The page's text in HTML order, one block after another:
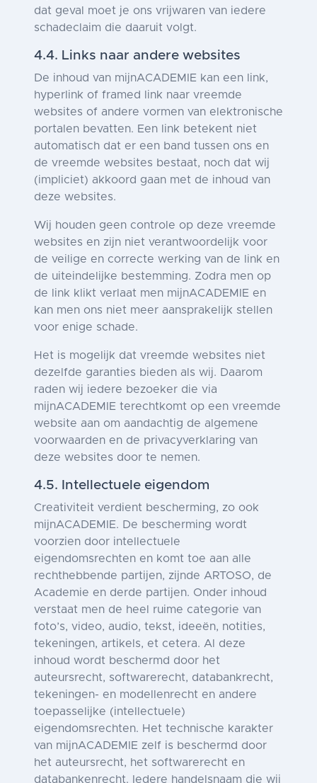
dat geval moet je ons vrijwaren van iedere
schadeclaim die daaruit volgt.
4.4. Links naar andere websites
De inhoud van mijnACADEMIE kan een link,
hyperlink of framed link naar vreemde
websites of andere vormen van elektronische
portalen bevatten. Een link betekent niet
automatisch dat er een band tussen ons en
de vreemde websites bestaat, noch dat wij
(impliciet) akkoord gaan met de inhoud van
deze websites.
Wij houden geen controle op deze vreemde
websites en zijn niet verantwoordelijk voor
de veilige en correcte werking van de link en
de uiteindelijke bestemming. Zodra men op
de link klikt verlaat men mijnACADEMIE en
kan men ons niet meer aansprakelijk stellen
voor enige schade.
Het is mogelijk dat vreemde websites niet
dezelfde garanties bieden als wij. Daarom
raden wij iedere bezoeker die via
mijnACADEMIE terechtkomt op een vreemde
website aan om aandachtig de algemene
voorwaarden en de privacyverklaring van
deze websites door te nemen.
4.5. Intellectuele eigendom
Creativiteit verdient bescherming, zo ook
mijnACADEMIE. De bescherming wordt
voorzien door intellectuele
eigendomsrechten en komt toe aan alle
rechthebbende partijen, zijnde ARTOSO, de
Academie en derde partijen. Onder inhoud
verstaat men de heel ruime categorie van
foto’s, video, audio, tekst, ideeën, notities,
tekeningen, artikels, et cetera. Al deze
inhoud wordt beschermd door het
auteursrecht, softwarerecht, databankrecht,
tekeningen- en modellenrecht en andere
toepasselijke (intellectuele)
eigendomsrechten. Het technische karakter
van mijnACADEMIE zelf is beschermd door
het auteursrecht, het softwarerecht en
databankenrecht. Iedere handelsnaam die wij